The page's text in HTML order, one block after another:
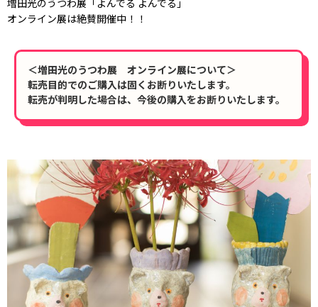
増田光のうつわ展「よんでる よんでる」
オンライン展は絶賛開催中！！
＜増田光のうつわ展 オンライン展について＞
転売目的でのご購入は固くお断りいたします。
転売が判明した場合は、今後の購入をお断りいたします。